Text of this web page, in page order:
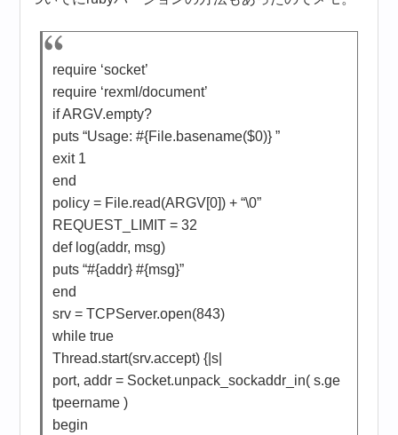
require ‘socket’
require ‘rexml/document’
if ARGV.empty?
puts “Usage: #{File.basename($0)}”
exit 1
end
policy = File.read(ARGV[0]) + “\0”
REQUEST_LIMIT = 32
def log(addr, msg)
puts “#{addr} #{msg}”
end
srv = TCPServer.open(843)
while true
Thread.start(srv.accept) {|s|
port, addr = Socket.unpack_sockaddr_in( s.ge
tpeername )
begin